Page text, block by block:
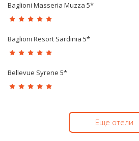
Baglioni Masseria Muzza 5*
Baglioni Resort Sardinia 5*
Bellevue Syrene 5*
Еще отели